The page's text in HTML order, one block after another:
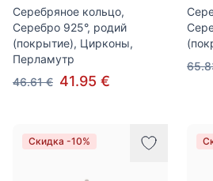
Серебряное кольцо,
Серебро 925°, родий
(покрытие), Цирконы,
Перламутр
46.61 € 41.95 €
Скидка -10%